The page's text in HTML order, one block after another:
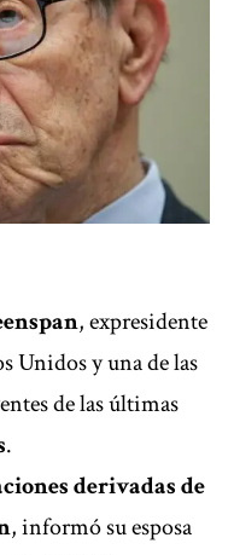
, expresidente
Unidos y una de las
de las últimas
.
derivadas de
, informó su esposa